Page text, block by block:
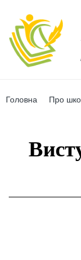
Головна Про